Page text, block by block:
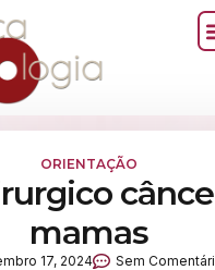
ORIENTAÇÃO
mamas
17, 2024 Sem